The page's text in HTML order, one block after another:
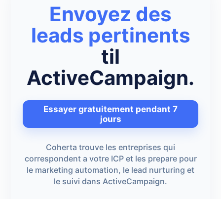
Envoyez des
leads pertinents
til
ActiveCampaign.
Essayer gratuitement pendant 7
jours
Coherta trouve les entreprises qui
correspondent a votre ICP et les prepare pour
le marketing automation, le lead nurturing et
le suivi dans ActiveCampaign.